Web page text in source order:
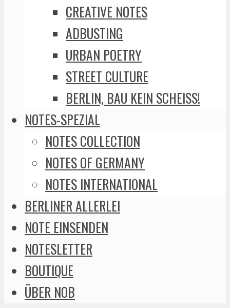
CREATIVE NOTES
ADBUSTING
URBAN POETRY
STREET CULTURE
BERLIN, BAU KEIN SCHEISS!
NOTES-SPEZIAL
NOTES COLLECTION
NOTES OF GERMANY
NOTES INTERNATIONAL
BERLINER ALLERLEI
NOTE EINSENDEN
NOTESLETTER
BOUTIQUE
ÜBER NOB